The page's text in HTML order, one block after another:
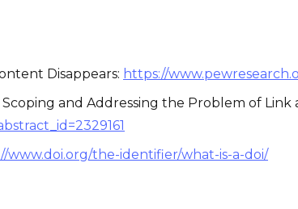
Disappears: https://
Scoping and Addressing the Problem of
www.doi.org/the-identifier/what-is-a-doi/